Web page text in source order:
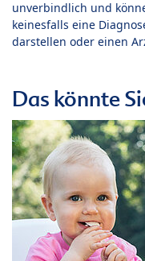
unverbindlich und
keinesfalls eine
darstellen oder einen
Das könnte